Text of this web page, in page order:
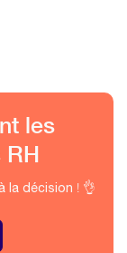
les
la décision ! 👌